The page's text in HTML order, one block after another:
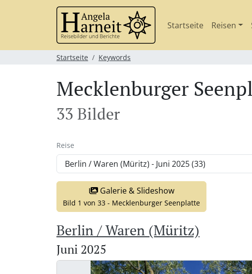
Startseite Reisen
Startseite Keywords
Mecklenburger
33 Bilder
Reise
Galerie & Slideshow
Bild 1 von 33 - Mecklenburger Seenplatte
Berlin / Waren (Müritz)
Juni 2025